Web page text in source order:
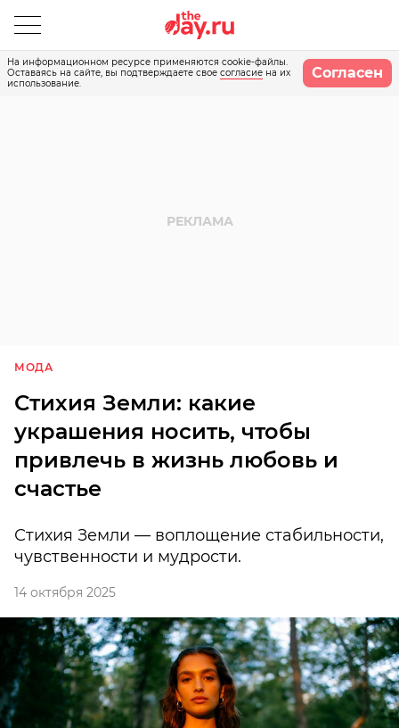
На информационном ресурсе применяются cookie-файлы.
Оставаясь на сайте, вы подтверждаете свое согласие на их
использование.
Согласен
МОДА
Стихия Земли: какие
украшения носить, чтобы
привлечь в жизнь любовь и
счастье
Стихия Земли — воплощение стабильности,
чувственности и мудрости.
14 октября 2025